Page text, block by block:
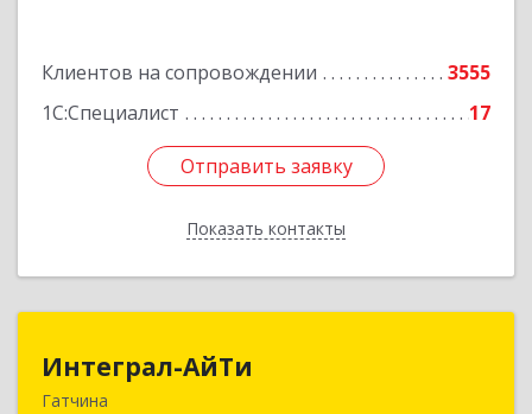
Клиентов на сопровождении
3555
1С:Специалист
17
Отправить заявку
Показать контакты
Отправить заявку
Назад
Интеграл-АйТи
Гатчина188300, Ленинградская обл, Гатчинский р-н,